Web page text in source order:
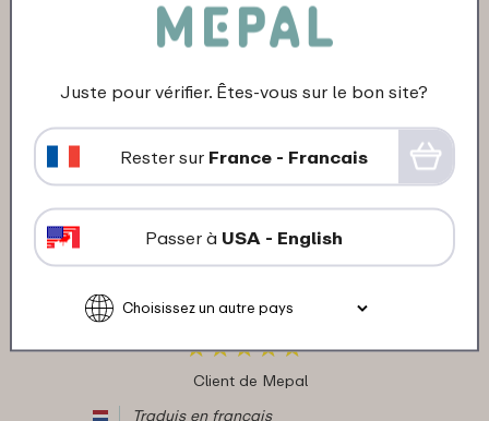
"Lekvrije fruitdoos. De kleindochter is
★★★★★
★★★★★
Client de Mepal
Traduis en français
16-09-2025
"Leuke en mooie fruitdoos. Lekvrij"
★★★★★
★★★★★
Client de Mepal
Traduis en français
Juste pour vérifier. Êtes-vous sur le bon site?
Rester sur France - Francais
Passer à USA - English